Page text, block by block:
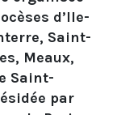
d’Ile-
Saint-
Meaux,
Saint-
par